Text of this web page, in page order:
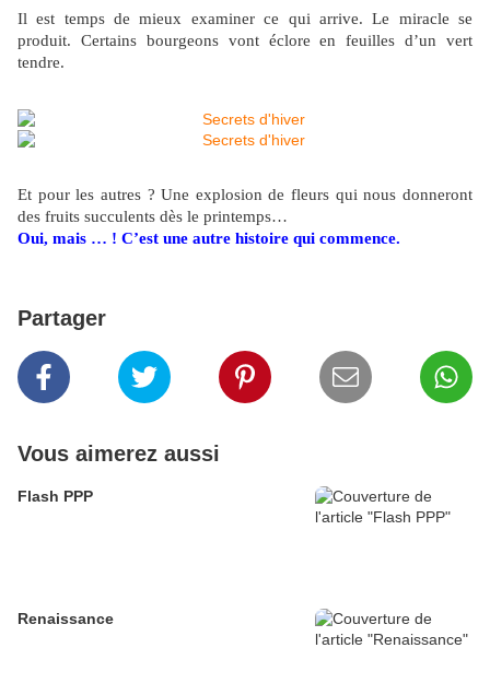
Il est temps de mieux examiner ce qui arrive. Le miracle se
produit. Certains bourgeons vont éclore en feuilles d’un vert
tendre.
Et pour les autres ? Une explosion de fleurs qui nous donneront
des fruits succulents dès le printemps…
Oui, mais … ! C’est une autre histoire qui commence.
Partager
Vous aimerez aussi
Flash PPP
Renaissance